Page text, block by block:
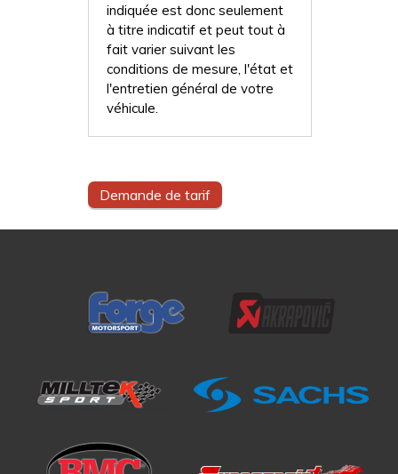
indiquée est donc seulement
à titre indicatif et peut tout à
fait varier suivant les
conditions de mesure, l'état et
l'entretien général de votre
véhicule.
Demande de tarif